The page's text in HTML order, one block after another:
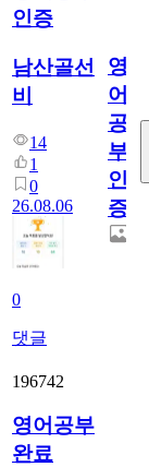
인증
남산골선
비
14
1
0
26.08.06
0
댓글
영
어
공
부
인
증
196742
영어공부
완료